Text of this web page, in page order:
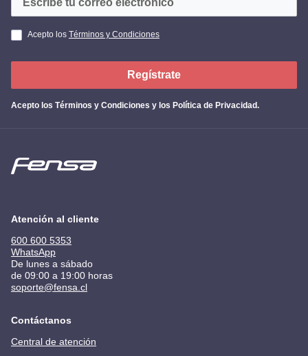
Acepto los Términos y Condiciones
Acepto los Términos y Condiciones y los Política de Privacidad.
Regístrate
Atención al cliente
600 600 5353
WhatsApp
De lunes a sábado
de 09:00 a 19:00 horas
soporte@fensa.cl
Contáctanos
Central de atención